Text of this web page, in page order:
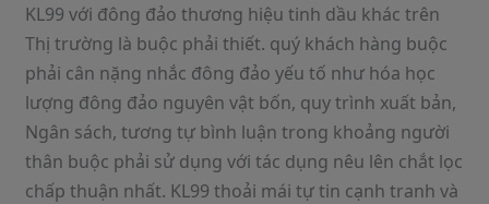
KL99 với đông đảo thương hiệu tinh dầu khác trên
Thị trường là buộc phải thiết. quý khách hàng buộc
phải cân nặng nhắc đông đảo yếu tố như hóa học
lượng đông đảo nguyên vật bốn, quy trình xuất bản,
Ngân sách, tương tự bình luận trong khoảng người
thân buộc phải sử dụng với tác dụng nêu lên chắt lọc
chấp thuận nhất. KL99 thoải mái tự tin cạnh tranh và